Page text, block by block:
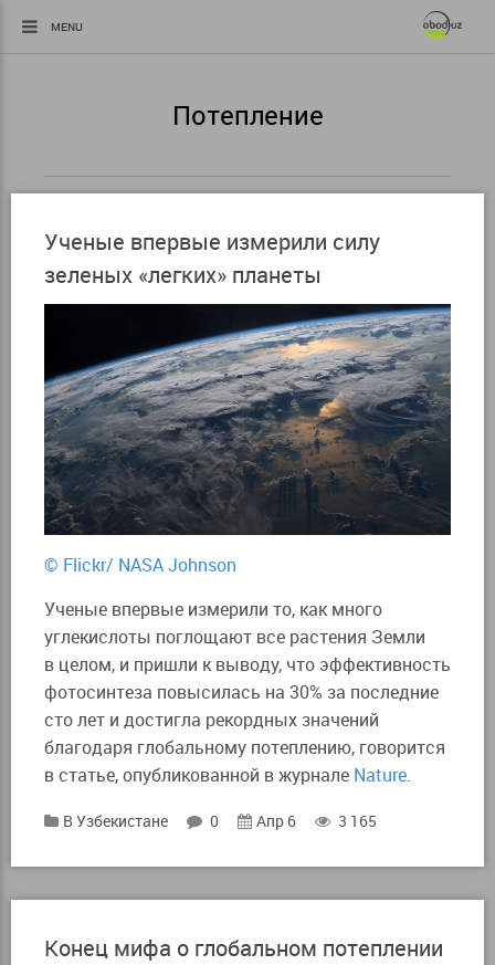
MENU
Потепление
Ученые впервые измерили силу
зеленых «легких» планеты
© Flickr/ NASA Johnson
Ученые впервые измерили то, как много
углекислоты поглощают все растения Земли
в целом, и пришли к выводу, что эффективность
фотосинтеза повысилась на 30% за последние
сто лет и достигла рекордных значений
благодаря глобальному потеплению, говорится
в статье, опубликованной в журнале Nature.
В Узбекистане 0 Апр 6 3 165
Конец мифа о глобальном потеплении